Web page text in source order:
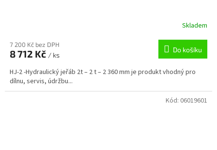
R
M
A
Skladem
7 200 Kč bez DPH
8 712 Kč / ks
Do košíku
HJ-2 -Hydraulický jeřáb 2t – 2 t – 2 360 mm je produkt vhodný pro
dílnu, servis, údržbu...
Kód: 06019601